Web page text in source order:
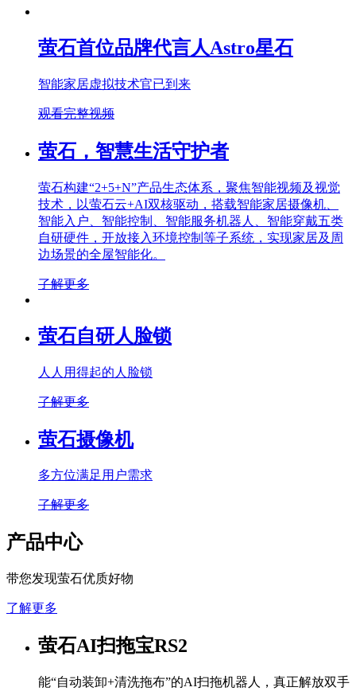
萤石首位品牌代言人Astro星石
智能家居虚拟技术官已到来
观看完整视频
萤石，智慧生活守护者
萤石构建“2+5+N”产品生态体系，聚焦智能视频及视觉
技术，以萤石云+AI双核驱动，搭载智能家居摄像机、
智能入户、智能控制、智能服务机器人、智能穿戴五类
自研硬件，开放接入环境控制等子系统，实现家居及周
边场景的全屋智能化。
了解更多
萤石自研人脸锁
人人用得起的人脸锁
了解更多
萤石摄像机
多方位满足用户需求
了解更多
产品中心
带您发现萤石优质好物
了解更多
萤石AI扫拖宝RS2
能“自动装卸+清洗拖布”的AI扫拖机器人，真正解放双手